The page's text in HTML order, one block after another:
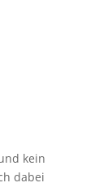
kein
dabei